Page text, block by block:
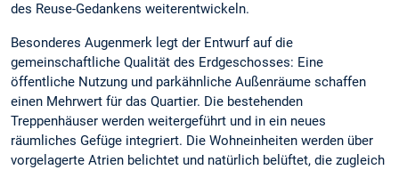
des Reuse-Gedankens weiterentwickeln.
Besonderes Augenmerk legt der Entwurf auf die
gemeinschaftliche Qualität des Erdgeschosses: Eine
öffentliche Nutzung und parkähnliche Außenräume schaffen
einen Mehrwert für das Quartier. Die bestehenden
Treppenhäuser werden weitergeführt und in ein neues
räumliches Gefüge integriert. Die Wohneinheiten werden über
vorgelagerte Atrien belichtet und natürlich belüftet, die zugleich